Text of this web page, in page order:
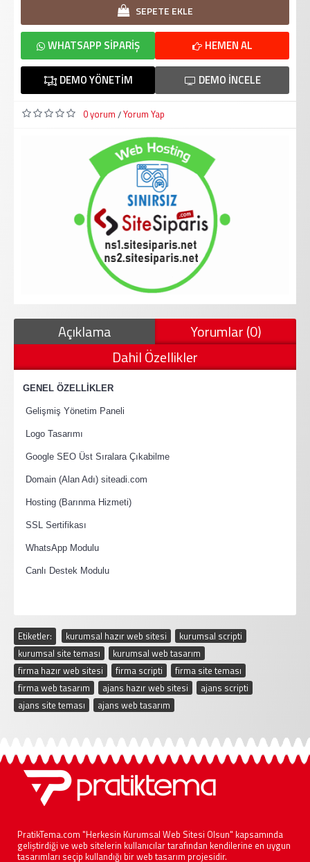
SEPETE EKLE
HEMEN AL
WHATSAPP SIPARIŞ
DEMO İNCELE
DEMO YÖNETIM
0 yorum /Yorum Yap
Açıklama
Yorumlar (0)
Dahil Özellikler
GENEL ÖZELLİKLER
Gelişmiş Yönetim Paneli
Logo Tasarımı
Google SEO Üst Sıralara Çıkabilme
Domain (Alan Adı) siteadi.com
Hosting (Barınma Hizmeti)
SSL Sertifikası
WhatsApp Modulu
Canlı Destek Modulu
Etiketler: kurumsal hazır web sitesi kurumsal scripti
kurumsal site teması
kurumsal web tasarım
firma hazır web sitesi
firma scripti firma site teması
firma web tasarım
ajans hazır web sitesi ajans scripti
ajans site teması
ajans web tasarım
PratikTema.com "Herkesin Kurumsal Web Sitesi Olsun" kapsamında
geliştirdiği ve web sitelerin kullanıcılar tarafından kendilerine en uygun
tasarımları seçip kullandığı bir web tasarım projesidir.